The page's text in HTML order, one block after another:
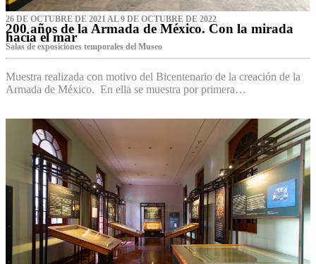
26 DE OCTUBRE DE 2021 AL 9 DE OCTUBRE DE 2022
200 años de la Armada de México. Con la mirada
hacia el mar
Salas de exposiciones temporales del Museo‌
Muestra realizada con motivo del Bicentenario de la creación de la
Armada de México. En ella se muestra por primera…